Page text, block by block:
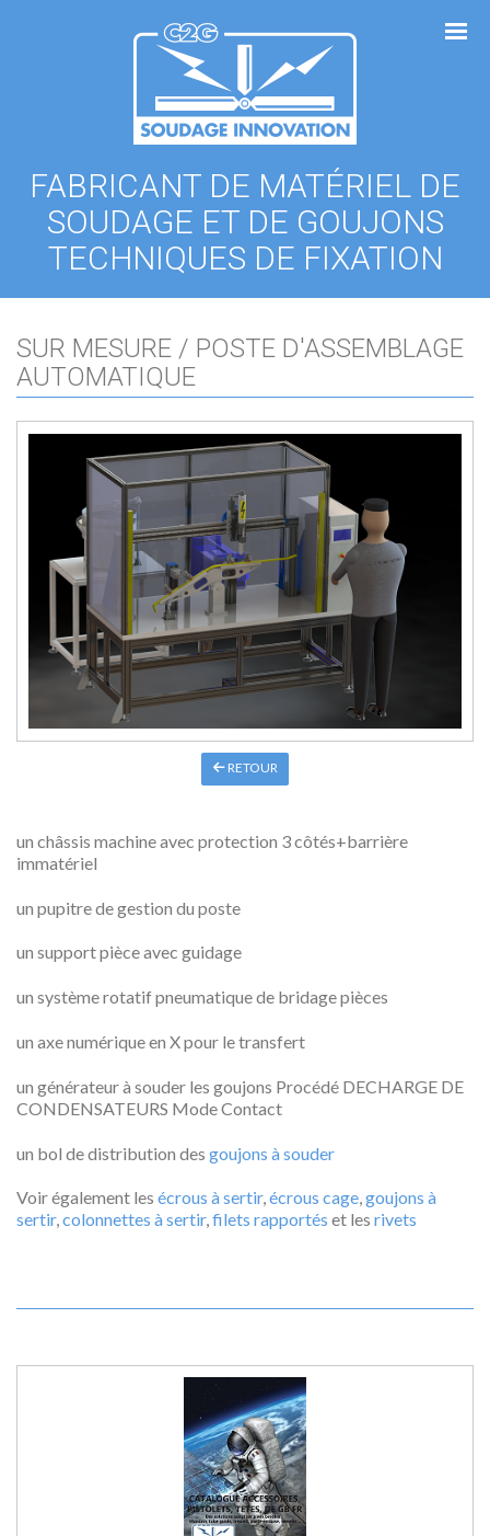
FABRICANT DE MATÉRIEL DE
SOUDAGE ET DE GOUJONS
TECHNIQUES DE FIXATION
SUR MESURE / POSTE D'ASSEMBLAGE
AUTOMATIQUE
RETOUR
un châssis machine avec protection 3 côtés+barrière
immatériel
un pupitre de gestion du poste
un support pièce avec guidage
un système rotatif pneumatique de bridage pièces
un axe numérique en X pour le transfert
un générateur à souder les goujons Procédé DECHARGE DE
CONDENSATEURS Mode Contact
un bol de distribution des goujons à souder
Voir également les écrous à sertir,écrous cage,goujons à
sertir,colonnettes à sertir,filets rapportés et les rivets